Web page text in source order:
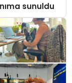
sunuldu